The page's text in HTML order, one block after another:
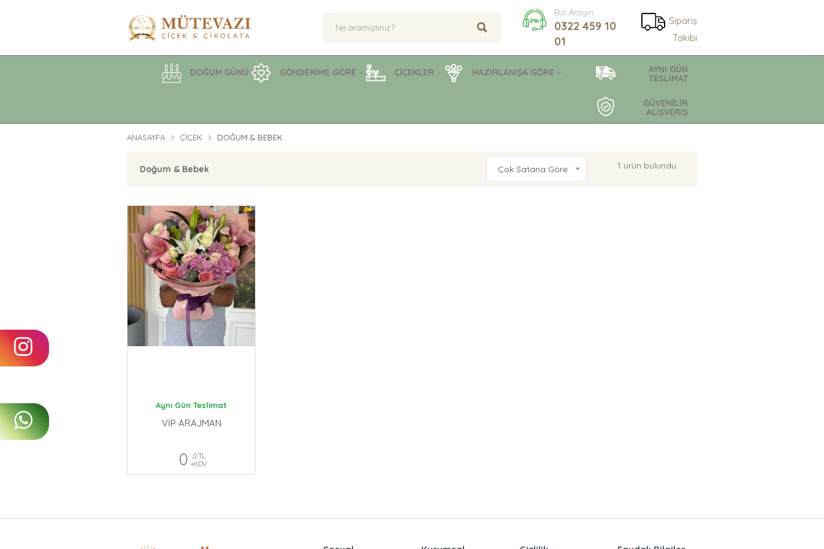
Sipariş
Takibi
Bizi Arayın
0322 459 10
01
DOĞUM GÜNÜ GÖNDERİME GÖRE ÇİÇEKLER HAZIRLANIŞA GÖRE
AYNI GÜN
TESLİMAT
GÜVENİLİR
ALIŞVERİŞ
ANASAYFA ÇIÇEK DOĞUM & BEBEK
Doğum & Bebek Çok Satana Göre 1 ürün bulundu.
Aynı Gün Teslimat
VİP ARAJMAN
0 ,0 TL
+KDV